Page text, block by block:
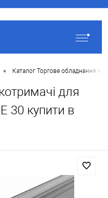
• Каталог Торгове обладнання
для
30 купити в